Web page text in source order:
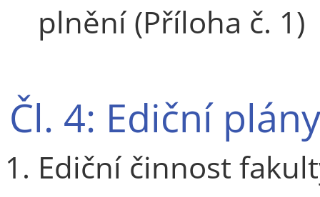
plnění (Příloha č. 1)
Čl. 4: Ediční plány
Ediční činnost